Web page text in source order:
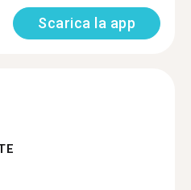
Scarica la app